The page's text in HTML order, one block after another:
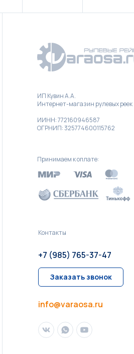
Принимаем к оплате:
Контакты
ИП Кувин А.А.
Интернет-магазин рулевых реек
ИИНН: 772160946587
ОГРНИП: 325774600115762
info@varaosa.ru
+7 (985) 765-37-47
Заказать звонок